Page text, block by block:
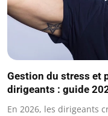
Gestion du stress et
dirigeants : guide
En 2026, les dirigeants